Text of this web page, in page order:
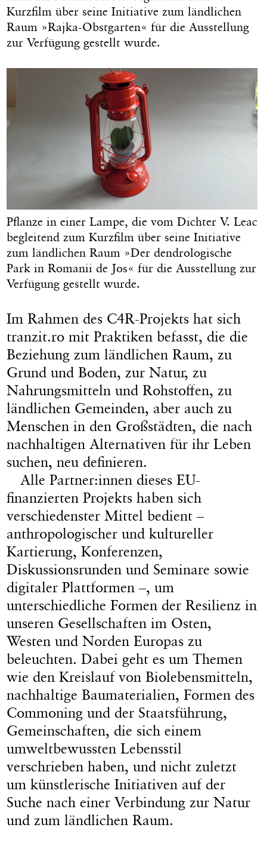
Kurzfilm über seine Initiative zum ländlichen
Raum »Rajka-Obstgarten« für die Ausstellung
zur Verfügung gestellt wurde.
Pflanze in einer Lampe, die vom Dichter V. Leac
begleitend zum Kurzfilm über seine Initiative
zum ländlichen Raum »Der dendrologische
Park in Romanii de Jos« für die Ausstellung zur
Verfügung gestellt wurde.
Im Rahmen des C4R-Projekts hat sich
tranzit.ro mit Praktiken befasst, die die
Beziehung zum ländlichen Raum, zu
Grund und Boden, zur Natur, zu
Nahrungsmitteln und Rohstoffen, zu
ländlichen Gemeinden, aber auch zu
Menschen in den Großstädten, die nach
nachhaltigen Alternativen für ihr Leben
suchen, neu definieren.
Alle Partner:innen dieses EU-
finanzierten Projekts haben sich
verschiedenster Mittel bedient –
anthropologischer und kultureller
Kartierung, Konferenzen,
Diskussionsrunden und Seminare sowie
digitaler Plattformen –, um
unterschiedliche Formen der Resilienz in
unseren Gesellschaften im Osten,
Westen und Norden Europas zu
beleuchten. Dabei geht es um Themen
wie den Kreislauf von Biolebensmitteln,
nachhaltige Baumaterialien, Formen des
Commoning und der Staatsführung,
Gemeinschaften, die sich einem
umweltbewussten Lebensstil
verschrieben haben, und nicht zuletzt
um künstlerische Initiativen auf der
Suche nach einer Verbindung zur Natur
und zum ländlichen Raum.